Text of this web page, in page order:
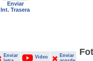
Enviar
Int. Trasera
Enviar
Video
Enviar